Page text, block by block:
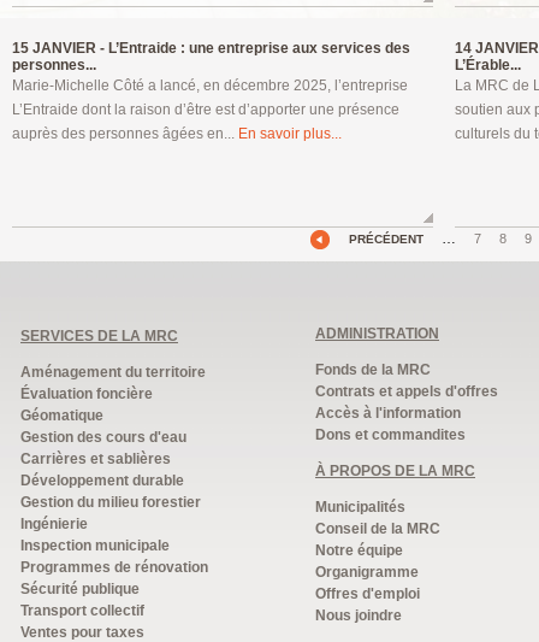
15 JANVIER - L’Entraide : une entreprise aux services des
personnes...
Marie-Michelle Côté a lancé, en décembre 2025, l’entreprise
L’Entraide dont la raison d’être est d’apporter une présence
auprès des personnes âgées en... En savoir plus...
14
L’Érable...
La MRC de
soutien aux
culturels du
PRÉCÉDENT … 7 8 9
SERVICES DE LA MRC
Aménagement du territoire
Évaluation foncière
Géomatique
Gestion des cours d'eau
Carrières et sablières
Développement durable
Gestion du milieu forestier
Ingénierie
Inspection municipale
Programmes de rénovation
Sécurité publique
Transport collectif
Ventes pour taxes
ADMINISTRATION
Fonds de la MRC
Contrats et appels d'offres
Accès à l'information
Dons et commandites
À PROPOS DE LA MRC
Municipalités
Conseil de la MRC
Notre équipe
Organigramme
Offres d'emploi
Nous joindre